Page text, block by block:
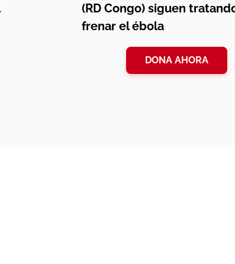
(RD Congo) siguen
frenar el ébola
DONA AHORA